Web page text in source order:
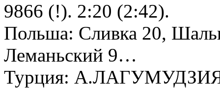
9866 (!). 2:20 (2:42).
Польша: Сливка 20,
Леманьский 9…
Турция: А.ЛАГУМУДЗИЯ